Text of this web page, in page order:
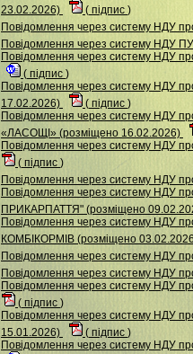
23.02.2026)
( підпис )
Повідомлення через систему НДУ
Повідомлення через систему
Повідомлення через систему НДУ
( підпис )
Повідомлення через систему
17.02.2026)
( підпис )
Повідомлення через систему
«ЛАСОЩІ» (розміщено 16.02.2026)
Повідомлення через систему НДУ
( підпис )
Повідомлення через систему НДУ
Повідомлення через систему НДУ
ПРИКАРПАТТЯ" (розміщено
Повідомлення через систему
КОМБІКОРМІВ (розміщено
Повідомлення через систему НДУ
Повідомлення через систему НДУ
Повідомлення через систему НДУ
( підпис )
Повідомлення через систему
15.01.2026)
( підпис )
Повідомлення через систему НДУ